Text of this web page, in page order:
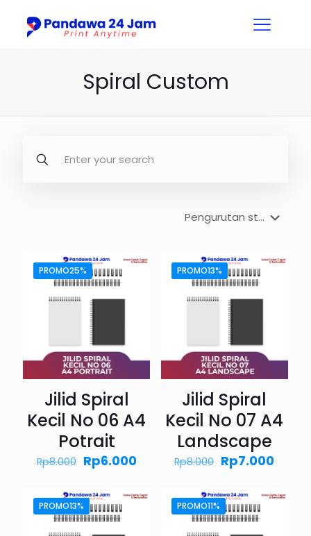
Spiral Custom
PROMO25%
Jilid Spiral
Kecil No 06 A4
Potrait
Rp8.000 Harga
aslinya
Rp8.000.
Rp6.000Harga
adalah:
Rp6.000.
PROMO13%
Jilid Spiral
Kecil No 07 A4
Landscape
Rp8.000 Harga
aslinya
Rp8.000.
Rp7.000
PROMO13% PROMO11%